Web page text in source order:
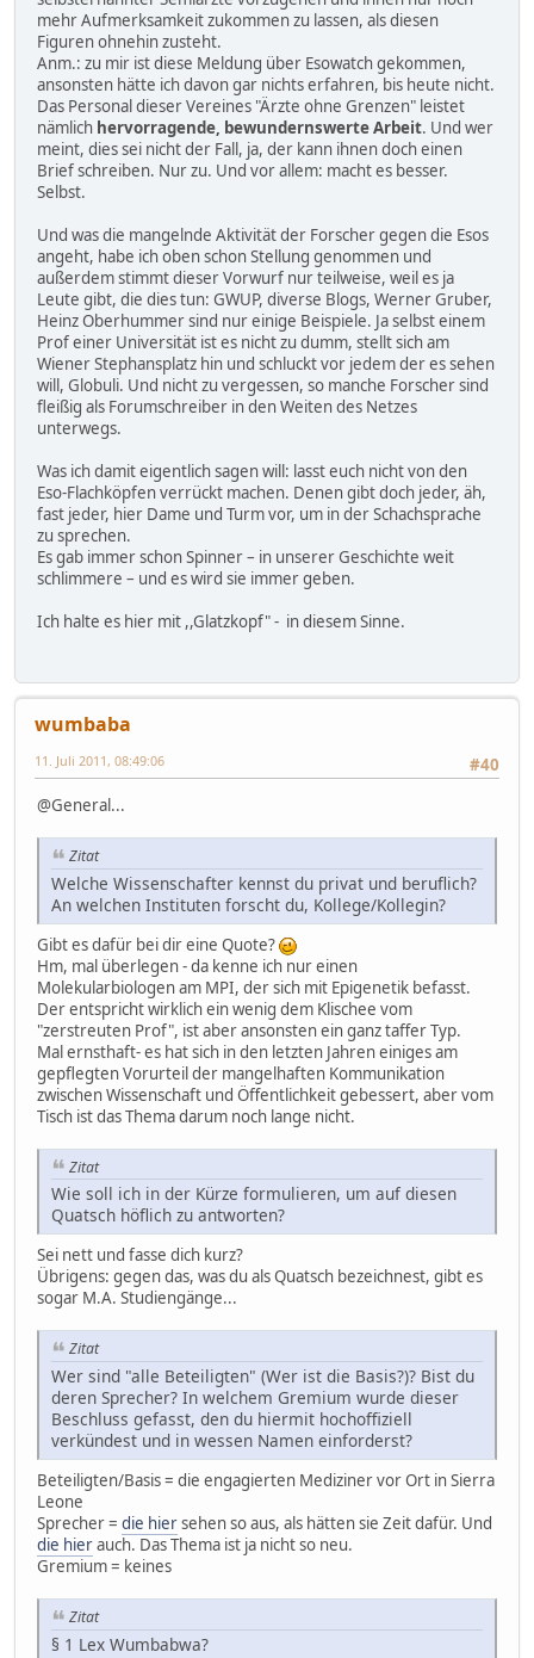
mehr Aufmerksamkeit zukommen zu lassen, als diesen
Figuren ohnehin zusteht.
Anm.: zu mir ist diese Meldung über Esowatch gekommen,
ansonsten hätte ich davon gar nichts erfahren, bis heute nicht.
Das Personal dieser Vereines "Ärzte ohne Grenzen" leistet
nämlich hervorragende, bewundernswerte Arbeit. Und wer
meint, dies sei nicht der Fall, ja, der kann ihnen doch einen
Brief schreiben. Nur zu. Und vor allem: macht es besser.
Selbst.
Und was die mangelnde Aktivität der Forscher gegen die Esos
angeht, habe ich oben schon Stellung genommen und
außerdem stimmt dieser Vorwurf nur teilweise, weil es ja
Leute gibt, die dies tun: GWUP, diverse Blogs, Werner Gruber,
Heinz Oberhummer sind nur einige Beispiele. Ja selbst einem
Prof einer Universität ist es nicht zu dumm, stellt sich am
Wiener Stephansplatz hin und schluckt vor jedem der es sehen
will, Globuli. Und nicht zu vergessen, so manche Forscher sind
fleißig als Forumschreiber in den Weiten des Netzes
unterwegs.
Was ich damit eigentlich sagen will: lasst euch nicht von den
Eso-Flachköpfen verrückt machen. Denen gibt doch jeder, äh,
fast jeder, hier Dame und Turm vor, um in der Schachsprache
zu sprechen.
Es gab immer schon Spinner – in unserer Geschichte weit
schlimmere – und es wird sie immer geben.
Ich halte es hier mit ,,Glatzkopf" - in diesem Sinne.
wumbaba
#40
11. Juli 2011, 08:49:06
@General...
Zitat
Welche Wissenschafter kennst du privat und beruflich?
An welchen Instituten forscht du, Kollege/Kollegin?
Gibt es dafür bei dir eine Quote?
Hm, mal überlegen - da kenne ich nur einen
Molekularbiologen am MPI, der sich mit Epigenetik befasst.
Der entspricht wirklich ein wenig dem Klischee vom
"zerstreuten Prof", ist aber ansonsten ein ganz taffer Typ.
Mal ernsthaft- es hat sich in den letzten Jahren einiges am
gepflegten Vorurteil der mangelhaften Kommunikation
zwischen Wissenschaft und Öffentlichkeit gebessert, aber vom
Tisch ist das Thema darum noch lange nicht.
Zitat
Wie soll ich in der Kürze formulieren, um auf diesen
Quatsch höflich zu antworten?
Sei nett und fasse dich kurz?
Übrigens: gegen das, was du als Quatsch bezeichnest, gibt es
sogar M.A. Studiengänge...
Zitat
Wer sind "alle Beteiligten" (Wer ist die Basis?)? Bist du
deren Sprecher? In welchem Gremium wurde dieser
Beschluss gefasst, den du hiermit hochoffiziell
verkündest und in wessen Namen einforderst?
Beteiligten/Basis = die engagierten Mediziner vor Ort in Sierra
Leone
Sprecher = die hiersehen so aus, als hätten sie Zeit dafür. Und
die hierauch. Das Thema ist ja nicht so neu.
Gremium = keines
Zitat
§ 1 Lex Wumbabwa?